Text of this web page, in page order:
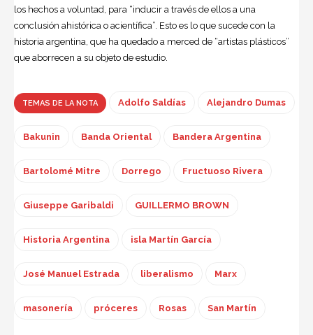
los hechos a voluntad, para “inducir a través de ellos a una
conclusión ahistórica o acientífica”. Esto es lo que sucede con la
historia argentina, que ha quedado a merced de “artistas plásticos”
que aborrecen a su objeto de estudio.
TEMAS DE LA NOTA Adolfo Saldías Alejandro Dumas
Bakunin Banda Oriental Bandera Argentina
Bartolomé Mitre Dorrego Fructuoso Rivera
Giuseppe Garibaldi GUILLERMO BROWN
Historia Argentina isla Martín García
José Manuel Estrada liberalismo Marx
masonería próceres Rosas San Martín